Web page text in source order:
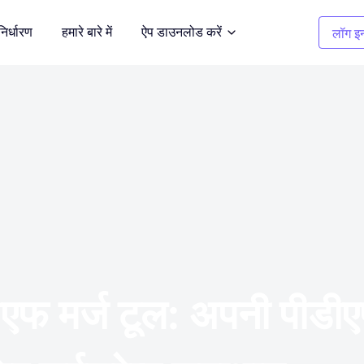
हमारे बारे में ऐप डाउनलोड करें लॉग